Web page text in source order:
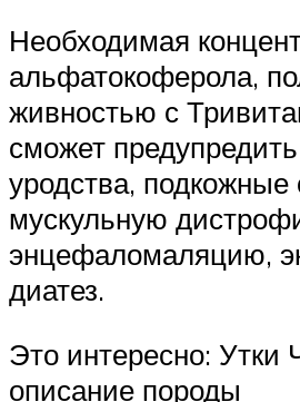
Необходимая
альфатокоферола,
живностью с
сможет
уродства, подкожные
мускульную
энцефаломаляцию,
диатез.
Это интересно: Утки
описание породы